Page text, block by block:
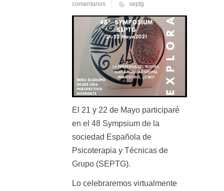
comentarios
septg
El 21 y 22 de Mayo participaré
en el 48 Sympsium de la
sociedad Española de
Psicoterapia y Técnicas de
Grupo (SEPTG).
Lo celebraremos virtualmente